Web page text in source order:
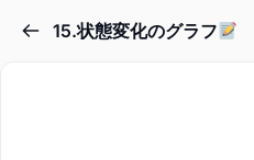
15.状態変化のグラフ